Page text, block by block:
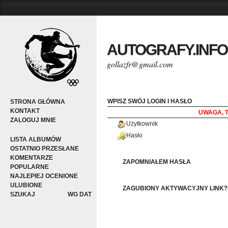
STRONA GŁÓWNA
KONTAKT
ZALOGUJ MNIE
LISTA ALBUMÓW
OSTATNIO PRZESŁANE
KOMENTARZE
POPULARNE
NAJLEPIEJ OCENIONE
ULUBIONE
WG DAT
SZUKAJ
gollazfr@gmail.com
WPISZ SWÓJ LOGIN I HASŁO
UWAGA,
Użytkownik
Hasło
ZAPOMNIAŁEM HASŁA
ZAGUBIONY AKTYWACYJNY LINK?